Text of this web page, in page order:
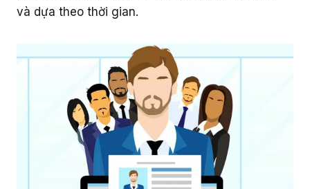
và dựa theo thời gian.